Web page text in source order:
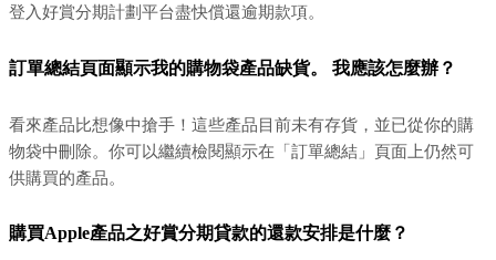
登入好賞分期計劃平台盡快償還逾期款項。
訂單總結頁面顯示我的購物袋產品缺貨。 我應該怎麼辦？
看來產品比想像中搶手！這些產品目前未有存貨，並已從你的購
物袋中刪除。你可以繼續檢閱顯示在「訂單總結」頁面上仍然可
供購買的產品。
購買Apple產品之好賞分期貸款的還款安排是什麼？